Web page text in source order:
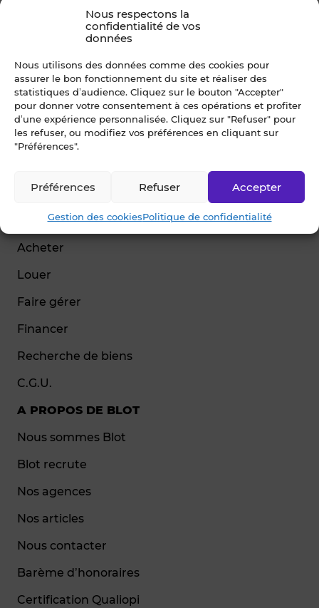
Nous respectons la
confidentialité de vos
données
Nous utilisons des données comme des cookies pour
assurer le bon fonctionnement du site et réaliser des
statistiques d’audience. Cliquez sur le bouton "Accepter"
pour donner votre consentement à ces opérations et profiter
d’une expérience personnalisée. Cliquez sur "Refuser" pour
les refuser, ou modifiez vos préférences en cliquant sur
"Préférences".
Accepter
Refuser
Préférences
Gestion des cookiesPolitique de confidentialité
© Blot 2026
Vendre
Estimer
Acheter
Louer
Faire gérer
Financer
Recherche de biens
C.G.U.
A PROPOS DE BLOT
Nous sommes Blot
Blot recrute
Nos agences
Nos articles
Nous contacter
Barème d’honoraires
Certification Qualiopi